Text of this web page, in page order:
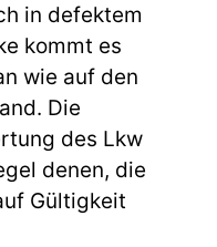
in defektem
kommt es
wie auf den
Die
des Lkw
denen, die
Gültigkeit